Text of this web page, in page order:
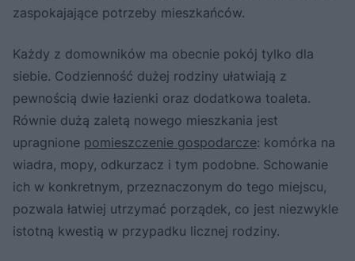
zaspokajające potrzeby mieszkańców.
Każdy z domowników ma obecnie pokój tylko dla
siebie. Codzienność dużej rodziny ułatwiają z
pewnością dwie łazienki oraz dodatkowa toaleta.
Równie dużą zaletą nowego mieszkania jest
upragnione pomieszczenie gospodarcze: komórka na
wiadra, mopy, odkurzacz i tym podobne. Schowanie
ich w konkretnym, przeznaczonym do tego miejscu,
pozwala łatwiej utrzymać porządek, co jest niezwykle
istotną kwestią w przypadku licznej rodziny.